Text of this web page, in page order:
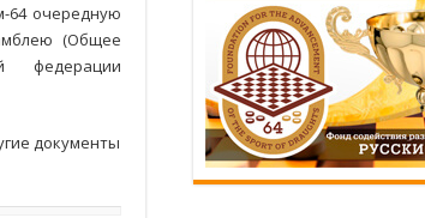
64 очередную
(Общее
федерации
документы